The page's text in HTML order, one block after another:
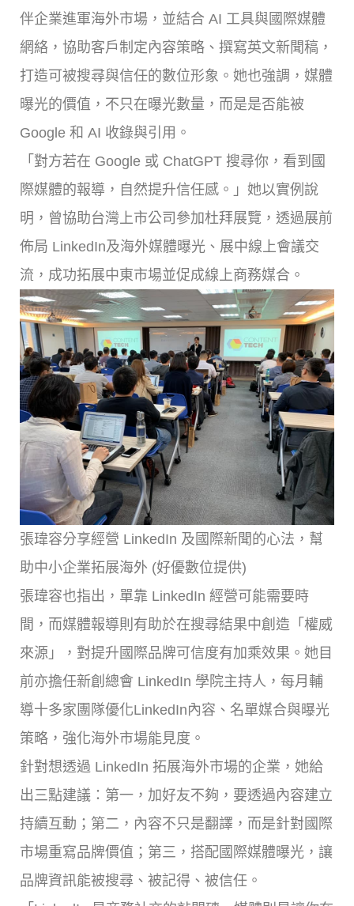
伴企業進軍海外市場，並結合 AI 工具與國際媒體
網絡，協助客戶制定內容策略、撰寫英文新聞稿，
打造可被搜尋與信任的數位形象。她也強調，媒體
曝光的價值，不只在曝光數量，而是是否能被
Google 和 AI 收錄與引用。
「對方若在 Google 或 ChatGPT 搜尋你，看到國
際媒體的報導，自然提升信任感。」她以實例說
明，曾協助台灣上市公司參加杜拜展覽，透過展前
佈局 LinkedIn及海外媒體曝光、展中線上會議交
流，成功拓展中東市場並促成線上商務媒合。
張瑋容分享經營 LinkedIn 及國際新聞的心法，幫
助中小企業拓展海外 (好優數位提供)
張瑋容也指出，單靠 LinkedIn 經營可能需要時
間，而媒體報導則有助於在搜尋結果中創造「權威
來源」，對提升國際品牌可信度有加乘效果。她目
前亦擔任新創總會 LinkedIn 學院主持人，每月輔
導十多家團隊優化LinkedIn內容、名單媒合與曝光
策略，強化海外市場能見度。
針對想透過 LinkedIn 拓展海外市場的企業，她給
出三點建議：第一，加好友不夠，要透過內容建立
持續互動；第二，內容不只是翻譯，而是針對國際
市場重寫品牌價值；第三，搭配國際媒體曝光，讓
品牌資訊能被搜尋、被記得、被信任。